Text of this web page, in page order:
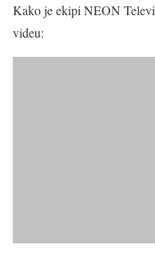
Kako je ekipi NEON
videu: